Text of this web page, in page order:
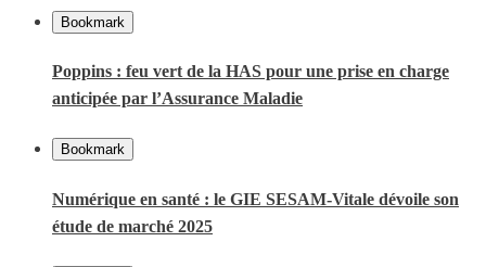
Bookmark
Poppins : feu vert de la HAS pour une prise en charge
anticipée par l’Assurance Maladie
Bookmark
Numérique en santé : le GIE SESAM-Vitale dévoile son
étude de marché 2025